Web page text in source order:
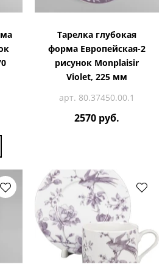
Тарелка глубокая
форма Европейская-2
рисунок Monplaisir
Violet, 225 мм
арт. 80.37450.00.1
2570 руб.